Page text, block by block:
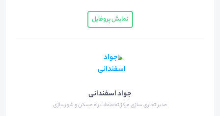
نمایش پروفایل
جواد اسفندانی
مدیر تجاری سازی مرکز تحقیقات راه مسکن و شهرسازی